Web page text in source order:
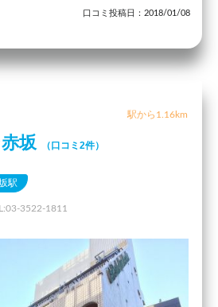
口コミ投稿日：2018/01/08
駅から1.16km
坂 （口コミ2件）
駅
3522-1811